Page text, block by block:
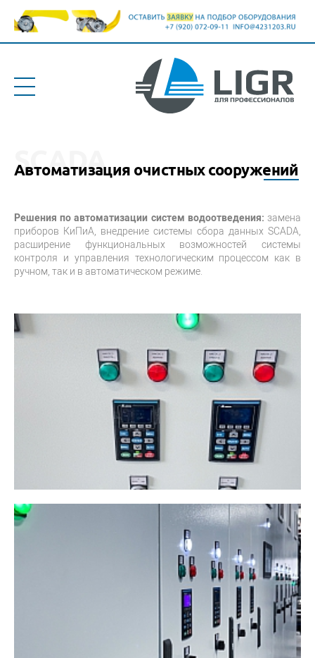
Автоматизация очистных сооружений
SCADA
Решения по автоматизации систем водоотведения: замена
приборов КиПиА, внедрение системы сбора данных SCADA,
расширение функциональных возможностей системы
контроля и управления технологическим процессом как в
ручном, так и в автоматическом режиме.